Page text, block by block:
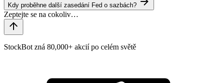
Kdy proběhne další zasedání Fed o sazbách?
StockBot zná 80,000+ akcií po celém světě